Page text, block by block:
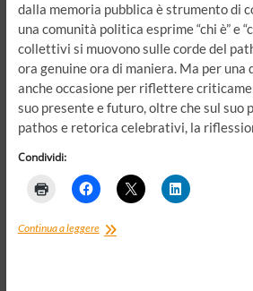
dalla memoria pubblica è strumento di
una comunità politica esprime “chi è” e
collettivi si muovono sulle corde del
ora genuine ora di maniera. Ma per una
anche occasione per riflettere
suo presente e futuro, oltre che sul suo
pathos e retorica celebrativi, la
Condividi:
Continua a leggereDopo